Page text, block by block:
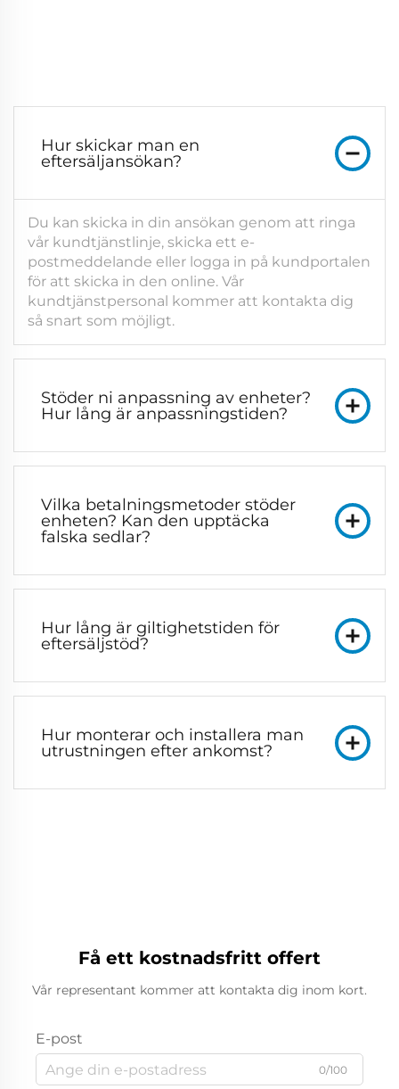
Hur skickar man en
eftersäljansökan?
Du kan skicka in din ansökan genom att ringa
vår kundtjänstlinje, skicka ett e-
postmeddelande eller logga in på kundportalen
för att skicka in den online. Vår
kundtjänstpersonal kommer att kontakta dig
så snart som möjligt.
Stöder ni anpassning av enheter?
Hur lång är anpassningstiden?
Vilka betalningsmetoder stöder
enheten? Kan den upptäcka
falska sedlar?
Hur lång är giltighetstiden för
eftersäljstöd?
Hur monterar och installera man
utrustningen efter ankomst?
Få ett kostnadsfritt offert
Vår representant kommer att kontakta dig inom kort.
E-post
0/100